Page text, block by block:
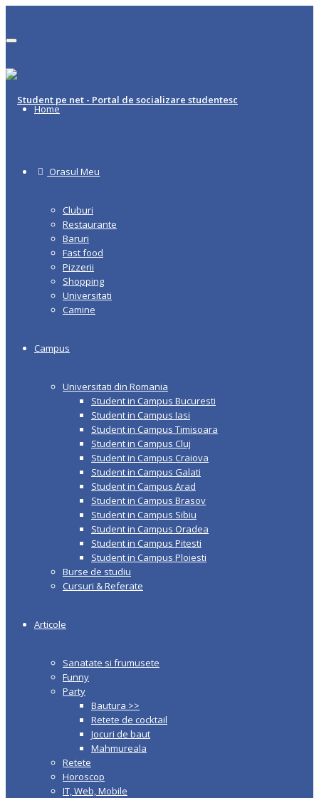
Comutare navigare
Home
Orasul Meu
Cluburi
Restaurante
Baruri
Fast food
Pizzerii
Shopping
Universitati
Camine
Campus
Universitati din Romania
Student in Campus Bucuresti
Student in Campus Iasi
Student in Campus Timisoara
Student in Campus Cluj
Student in Campus Craiova
Student in Campus Galati
Student in Campus Arad
Student in Campus Brasov
Student in Campus Sibiu
Student in Campus Oradea
Student in Campus Pitesti
Student in Campus Ploiesti
Burse de studiu
Cursuri & Referate
Articole
Sanatate si frumusete
Funny
Party
Bautura >>
Retete de cocktail
Jocuri de baut
Mahmureala
Retete
Horoscop
IT, Web, Mobile